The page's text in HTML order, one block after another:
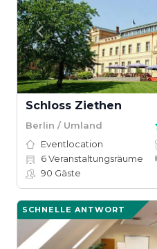
Schloss Ziethen
Berlin / Umland
Eventlocation
6Veranstaltungsräume
90 Gäste
SCHNELLE ANTWORT